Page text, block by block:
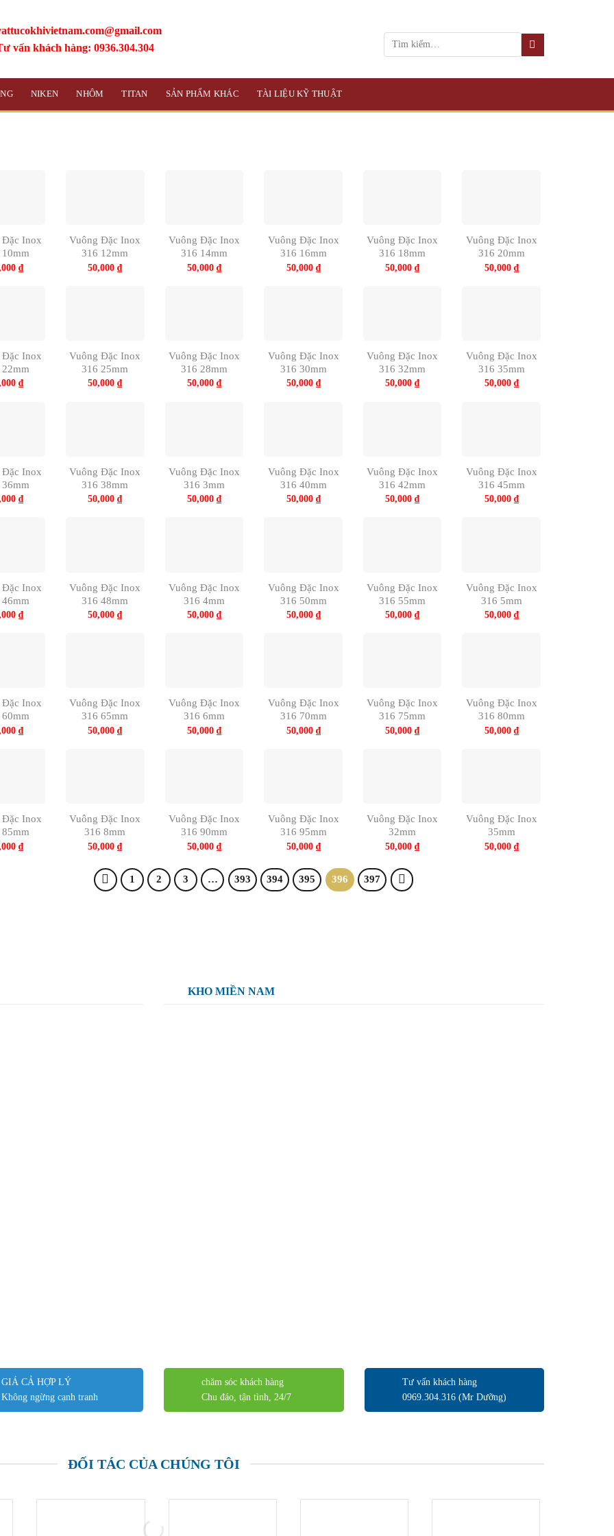
vấn khách hàng: 0936.304.304
NIKEN NHÔM TITAN SẢN PHẨM KHÁC TÀI LIỆU KỸ THUẬT
Đặc Inox
₫
Vuông Đặc Inox
316 12mm
50,000₫
Vuông Đặc Inox
316 14mm
50,000 ₫
Vuông Đặc Inox
316 16mm
50,000 ₫
Vuông Đặc Inox
316 18mm
50,000₫
Vuông Đặc Inox
316 20mm
50,000 ₫
Đặc Inox
₫
Vuông Đặc Inox
316 25mm
50,000₫
Vuông Đặc Inox
316 28mm
50,000 ₫
Vuông Đặc Inox
316 30mm
50,000 ₫
Vuông Đặc Inox
316 32mm
50,000₫
Vuông Đặc Inox
316 35mm
50,000 ₫
Đặc Inox
₫
Vuông Đặc Inox
316 38mm
50,000₫
Vuông Đặc Inox
316 3mm
50,000 ₫
Vuông Đặc Inox
316 40mm
50,000 ₫
Vuông Đặc Inox
316 42mm
50,000₫
Vuông Đặc Inox
316 45mm
50,000 ₫
Đặc Inox
₫
Vuông Đặc Inox
316 48mm
50,000₫
Vuông Đặc Inox
316 4mm
50,000 ₫
Vuông Đặc Inox
316 50mm
50,000 ₫
Vuông Đặc Inox
316 55mm
50,000₫
Vuông Đặc Inox
316 5mm
50,000 ₫
Đặc Inox
₫
Vuông Đặc Inox
316 65mm
50,000₫
Vuông Đặc Inox
316 6mm
50,000 ₫
Vuông Đặc Inox
316 70mm
50,000 ₫
Vuông Đặc Inox
316 75mm
50,000₫
Vuông Đặc Inox
316 80mm
50,000 ₫
Đặc Inox
₫
Vuông Đặc Inox
316 8mm
50,000₫
Vuông Đặc Inox
316 90mm
50,000 ₫
Vuông Đặc Inox
316 95mm
50,000 ₫
Vuông Đặc Inox
32mm
50,000₫
Vuông Đặc Inox
35mm
50,000 ₫
1 2 3 … 393 394 395 396 397
KHO MIỀN NAM
GIÁ CẢ HỢP LÝ
Không ngừng cạnh tranh
chăm sóc khách hàng
Chu đáo, tận tình, 24/7
Tư vấn khách hàng
0969.304.316 (Mr Dưỡng)
ĐỐI TÁC CỦA CHÚNG TÔI